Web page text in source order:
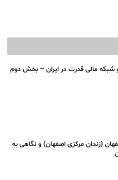
شبکه مالی قدرت در ایران – بخش دوم
(زندان مرکزی اصفهان) و نگاهی به